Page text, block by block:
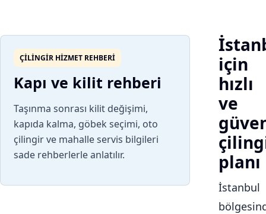
ÇILINGIR HIZMET REHBERI
Kapı ve kilit rehberi
Taşınma sonrası kilit değişimi,
kapıda kalma, göbek seçimi, oto
çilingir ve mahalle servis bilgileri
sade rehberlerle anlatılır.
için
hızlı
ve
planı
İstanbul